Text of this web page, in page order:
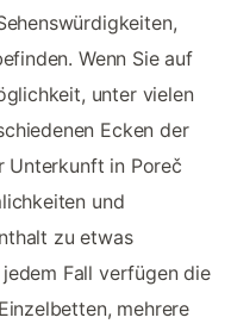
Wenn Sie auf
unter vielen
Ecken der
Unterkunft in Poreč
und
zu etwas
Fall verfügen die
mehrere